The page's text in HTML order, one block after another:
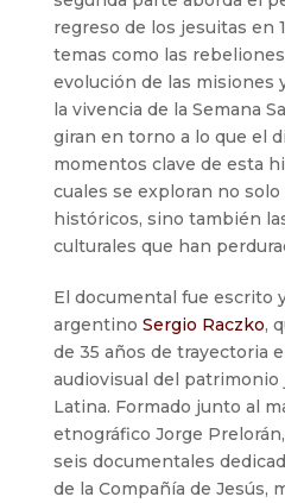
regreso de los jesuitas en
temas como las
evolución de las misiones
la vivencia de la Semana
giran en torno a lo que el
momentos clave de esta
cuales se exploran no
históricos, sino también
culturales que han
El documental fue escrito
argentino Sergio Raczko,
de 35 años de trayectoria
audiovisual del
Latina. Formado junto al
etnográfico Jorge
seis documentales
de la Compañía de Jesús,